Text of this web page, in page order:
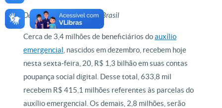
Da redação, com Agência Brasil
Cerca de 3,4 milhões de beneficiários doauxílio
emergencial , nascidos em dezembro, recebem hoje
nesta sexta-feira, 20, R$ 1,3 bilhão em suas contas
poupança social digital. Desse total, 633,8 mil
recebem R$ 415,1 milhões referentes às parcelas do
auxílio emergencial. Os demais, 2,8 milhões, serão